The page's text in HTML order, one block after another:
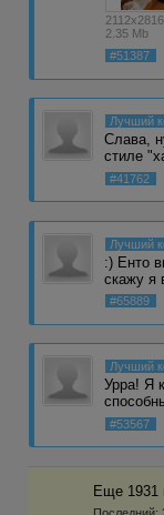
2.35 Mb
#51387
Лучший
Слава,
стиле
#41762
Лучший
:) Енто
скажу я
#65889
Лучший
Урра! Я
#53567
Еще 1931